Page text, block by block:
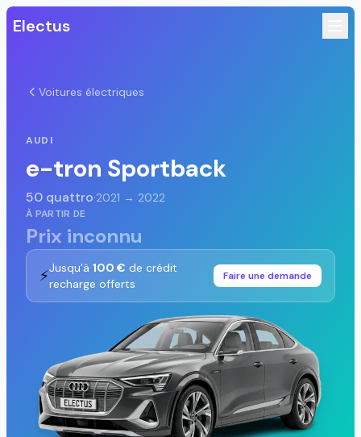
Electus
Voitures électriques
AUDI
e-tron Sportback
50 quattro·2021 → 2022
À PARTIR DE
Prix inconnu
⚡Jusqu'à 100 € de crédit
recharge offerts
Faire une demande